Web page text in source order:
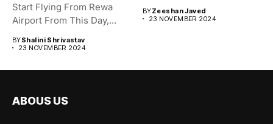
Start Flying From Rewa
Airport From This Day,...
BYShalini Shrivastav
23 NOVEMBER 2024
BYZeeshan Javed
23 NOVEMBER 2024
ABOUS US